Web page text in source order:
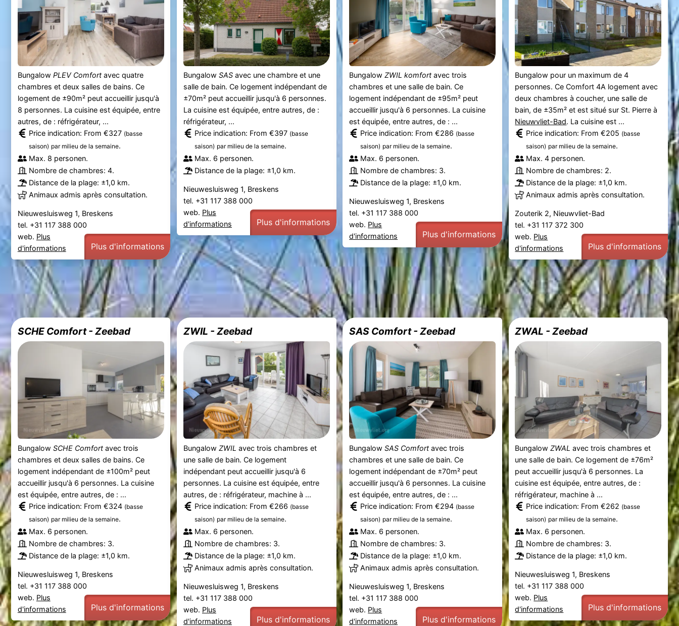
Bungalow PLEV Comfortavec quatre
chambres et deux salles de bains. Ce
logement de ±90m² peut accueillir jusqu'à
8 personnes. La cuisine est équipée, entre
autres, de : réfrigérateur, ...
Price indication: From €327 (basse
saison) par milieu de la semaine.
Max. 8 personen.
Nombre de chambres: 4.
Distance de la plage: ±1,0 km.
Animaux admis après consultation.
Nieuwesluisweg 1, Breskens
tel. +31 117 388 000
web. Plus
d'informations
Plus d'informations
Bungalow SASavec une chambre et une
salle de bain. Ce logement indépendant de
±70m² peut accueillir jusqu'à 6 personnes.
La cuisine est équipée, entre autres, de :
réfrigérateur, ...
Price indication: From €397 (basse
saison) par milieu de la semaine.
Max. 6 personen.
Distance de la plage: ±1,0 km.
Nieuwesluisweg 1, Breskens
tel. +31 117 388 000
web. Plus
d'informations
Plus d'informations
BungalowZWIL komfort avec trois
chambres et une salle de bain. Ce
logement indépendant de ±95m² peut
accueillir jusqu'à 6 personnes. La cuisine
est équipée, entre autres, de : ...
Price indication: From €286 (basse
saison) par milieu de la semaine.
Max. 6 personen.
Nombre de chambres: 3.
Distance de la plage: ±1,0 km.
Nieuwesluisweg 1, Breskens
tel. +31 117 388 000
web. Plus
d'informations
Plus d'informations
Bungalow pour un maximum de 4
personnes. Ce Comfort 4A logement avec
deux chambres à coucher, une salle de
bain, de ±35m² et est situé sur St. Pierre à
Nieuwvliet-Bad. La cuisine est ...
Price indication: From €205 (basse
saison) par milieu de la semaine.
Max. 4 personen.
Nombre de chambres: 2.
Distance de la plage: ±1,0 km.
Animaux admis après consultation.
Zouterik 2, Nieuwvliet-Bad
tel. +31 117 372 300
web. Plus
d'informations
Plus d'informations
SCHE Comfort - Zeebad
Bungalow SCHE Comfortavec trois
chambres et deux salles de bains. Ce
logement indépendant de ±100m² peut
accueillir jusqu'à 6 personnes. La cuisine
est équipée, entre autres, de : ...
Price indication: From €324 (basse
saison) par milieu de la semaine.
Max. 6 personen.
Nombre de chambres: 3.
Distance de la plage: ±1,0 km.
Nieuwesluisweg 1, Breskens
tel. +31 117 388 000
web. Plus
d'informations
Plus d'informations
ZWIL - Zeebad
Bungalow ZWIL avec trois chambres et
une salle de bain. Ce logement
indépendant peut accueillir jusqu'à 6
personnes. La cuisine est équipée, entre
autres, de : réfrigérateur, machine à ...
Price indication: From €266 (basse
saison) par milieu de la semaine.
Max. 6 personen.
Nombre de chambres: 3.
Distance de la plage: ±1,0 km.
Animaux admis après consultation.
Nieuwesluisweg 1, Breskens
tel. +31 117 388 000
web. Plus
d'informations
Plus d'informations
SAS Comfort - Zeebad
BungalowSAS Comfort avec trois
chambres et une salle de bain. Ce
logement indépendant de ±70m² peut
accueillir jusqu'à 6 personnes. La cuisine
est équipée, entre autres, de : ...
Price indication: From €294 (basse
saison) par milieu de la semaine.
Max. 6 personen.
Nombre de chambres: 3.
Distance de la plage: ±1,0 km.
Animaux admis après consultation.
Nieuwesluisweg 1, Breskens
tel. +31 117 388 000
web. Plus
d'informations
Plus d'informations
ZWAL - Zeebad
BungalowZWAL avec trois chambres et
une salle de bain. Ce logement de ±76m²
peut accueillir jusqu'à 6 personnes. La
cuisine est équipée, entre autres, de :
réfrigérateur, machine à ...
Price indication: From €262 (basse
saison) par milieu de la semaine.
Max. 6 personen.
Nombre de chambres: 3.
Distance de la plage: ±1,0 km.
Nieuwesluisweg 1, Breskens
tel. +31 117 388 000
web. Plus
d'informations
Plus d'informations